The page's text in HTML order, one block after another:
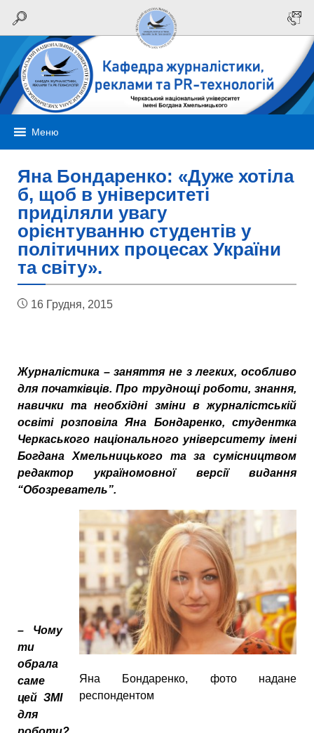
Меню
Яна Бондаренко: «Дуже хотіла
б, щоб в університеті
приділяли увагу
орієнтуванню студентів у
політичних процесах України
та світу».
16 Грудня, 2015
Журналістика – заняття не з легких, особливо
для початківців. Про труднощі роботи, знання,
навички та необхідні зміни в журналістській
освіті розповіла Яна Бондаренко, студентка
Черкаського національного університету імені
Богдана Хмельницького та за сумісництвом
редактор україномовної версії видання
“Обозреватель”.
Яна Бондаренко, фото надане
респондентом
– Чому
ти
обрала
саме
цей ЗМІ
для